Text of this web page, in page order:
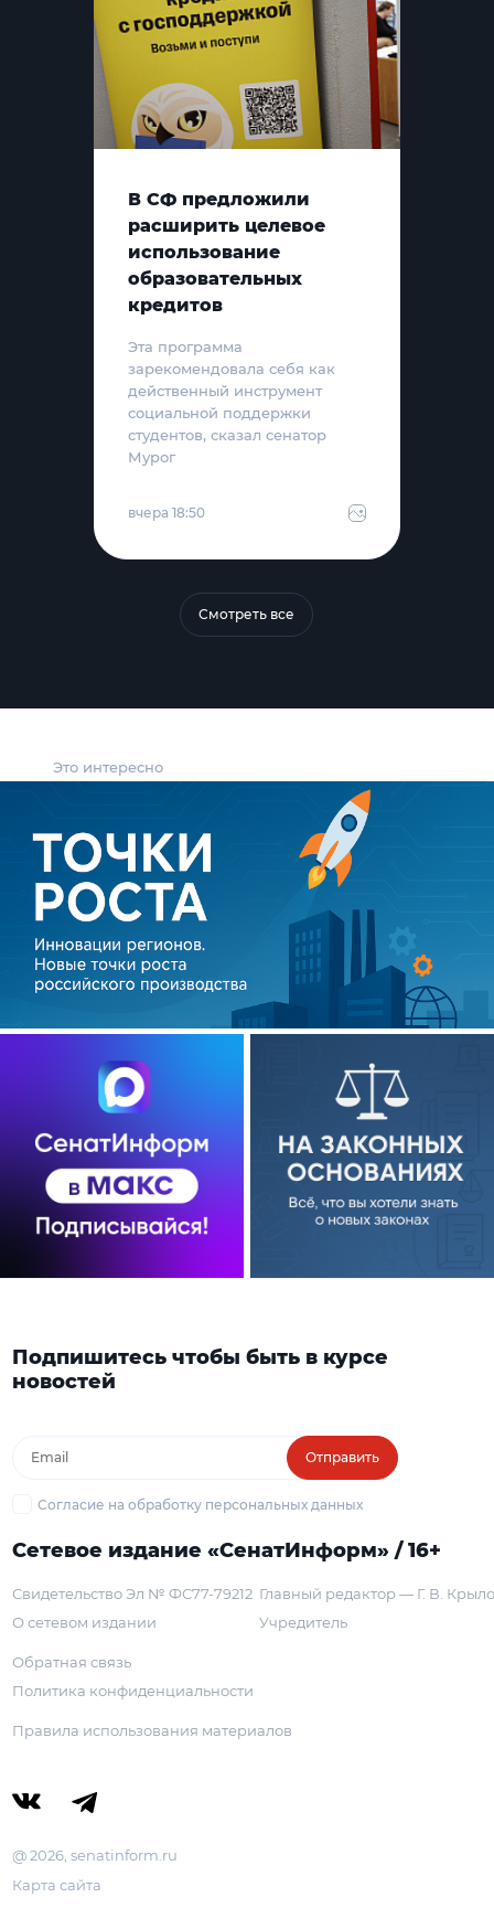
Это интересно
В СФ предложили
расширить целевое
использование
образовательных
кредитов
Эта программа
зарекомендовала себя как
действенный инструмент
социальной поддержки
студентов, сказал сенатор
Мурог
вчера 18:50
Смотреть все
Подпишитесь чтобы быть в курсе
новостей
Отправить
Согласие на обработку персональных данных
Сетевое издание «СенатИнформ» / 16+
Свидетельство Эл № ФС77-79212
О сетевом издании
Главный редактор — Г. В.
Учредитель
Обратная связь
Политика конфиденциальности
Правила использования материалов
@ 2026, senatinform.ru
Карта сайта